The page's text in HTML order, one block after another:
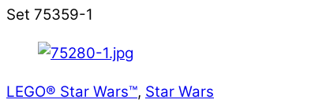
Set 75359-1
LEGO® Star Wars™, Star Wars